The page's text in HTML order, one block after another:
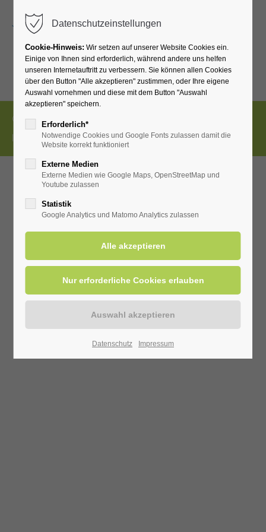
© Copyright 2026 • Heilbad Westernkotten GmbH
Impressum
Datenschutz
Datenschutzeinstellungen
Cookie-Hinweis: Wir setzen auf unserer Website Cookies ein.
Einige von Ihnen sind erforderlich, während andere uns helfen
unseren Internetauftritt zu verbessern. Sie können allen Cookies
über den Button "Alle akzeptieren" zustimmen, oder Ihre eigene
Auswahl vornehmen und diese mit dem Button "Auswahl
akzeptieren" speichern.
Erforderlich*
Notwendige Cookies und Google Fonts zulassen damit die
Website korrekt funktioniert
Externe Medien
Externe Medien wie Google Maps, OpenStreetMap und
Youtube zulassen
Statistik
Google Analytics und Matomo Analytics zulassen
Datenschutz Impressum